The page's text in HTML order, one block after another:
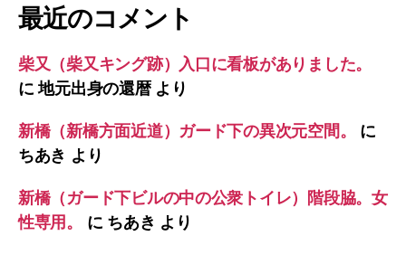
最近のコメント
柴又（柴又キング跡）入口に看板がありました。
に地元出身の還暦より
新橋（新橋方面近道）ガード下の異次元空間。
に
ちあき より
新橋（ガード下ビルの中の公衆トイレ）階段脇。女
性専用。
に ちあき より